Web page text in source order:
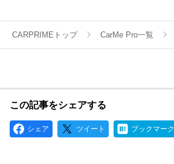
CARPRIMEトップ CarMe Pro一覧
この記事をシェアする
シェア ツイート ブックマーク